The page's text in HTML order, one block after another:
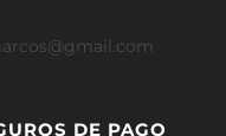
DE PAGO